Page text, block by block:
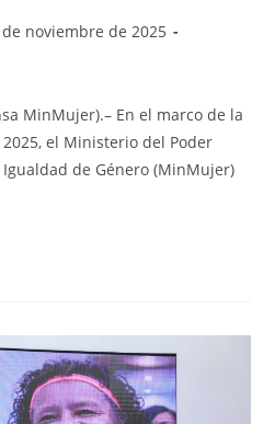
noviembre de 2025
MinMujer).– En el marco de la
el Ministerio del Poder
de Género (MinMujer)